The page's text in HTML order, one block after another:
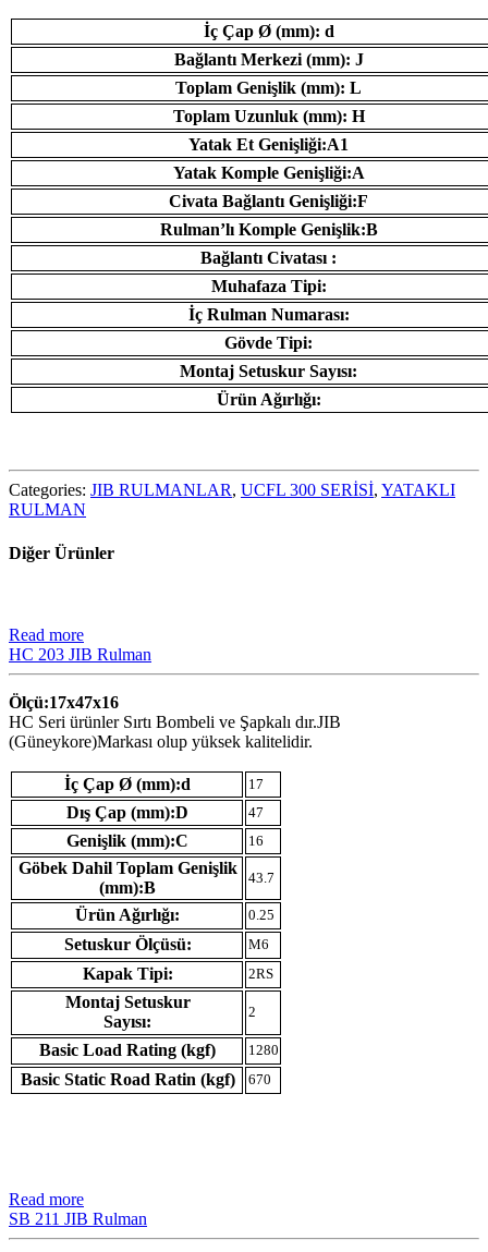
İç Çap Ø (mm): d
Bağlantı Merkezi (mm): J
Toplam Genişlik (mm): L
Toplam Uzunluk (mm): H
Yatak Et Genişliği:A1
Yatak Komple Genişliği:A
Civata Bağlantı Genişliği:F
Rulman’lı Komple Genişlik:B
Bağlantı Civatası :
Muhafaza Tipi:
İç Rulman Numarası:
Gövde Tipi:
Montaj Setuskur Sayısı:
Ürün Ağırlığı:
Categories: JIB RULMANLAR, UCFL 300 SERİSİ, YATAKLI
RULMAN
Diğer Ürünler
Read more
HC 203 JIB Rulman
Ölçü:17x47x16
HC Seri ürünler Sırtı Bombeli ve Şapkalı dır.JIB
(Güneykore)Markası olup yüksek kalitelidir.
İç Çap Ø (mm):d 17
Dış Çap (mm):D 47
Genişlik (mm):C 16
Göbek Dahil Toplam Genişlik
(mm):B
43.7
Ürün Ağırlığı: 0.25
Setuskur Ölçüsü: M6
Kapak Tipi: 2RS
Montaj Setuskur
Sayısı:
2
Basic Load Rating (kgf) 1280
Basic Static Road Ratin (kgf) 670
Read more
SB 211 JIB Rulman